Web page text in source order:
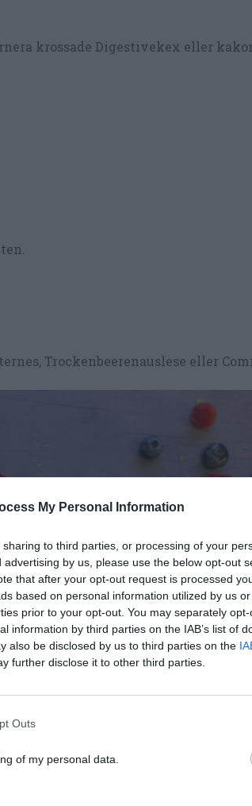
My Personal Information
to third parties, or processing of your
by us, please use the below opt-out
that after your opt-out request is processed
based on personal information utilized by us
prior to your opt-out. You may separately
information by third parties on the IAB’s list of
also be disclosed by us to third parties on the
further disclose it to other third parties.
Outs
of my personal data.
krossade Digestivekex eller
Trockenbeerenauslese eller